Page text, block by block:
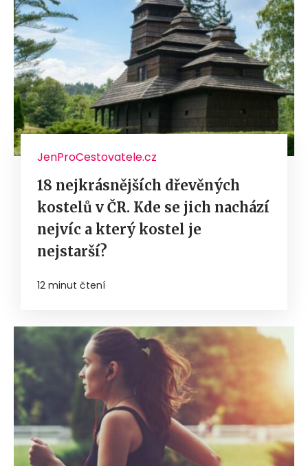
JenProCestovatele.cz
18 nejkrásnějších dřevěných
kostelů v ČR. Kde se jich nachází
nejvíc a který kostel je
nejstarší?
12 minut čtení